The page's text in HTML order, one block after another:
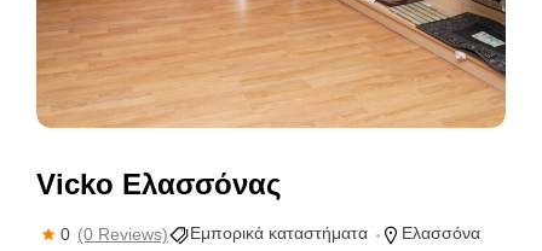
Vicko Ελασσόνας
0 (0 Reviews) Εμπορικά καταστήματα Ελασσόνα